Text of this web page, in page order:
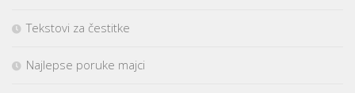
Tekstovi za čestitke
Najlepse poruke majci